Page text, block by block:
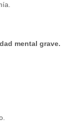
mental grave.